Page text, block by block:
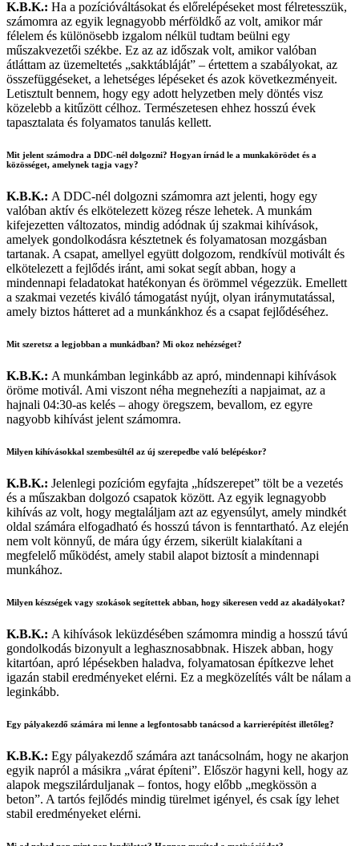
K.B.K.: Ha a pozícióváltásokat és előrelépéseket most félretesszük,
számomra az egyik legnagyobb mérföldkő az volt, amikor már
félelem és különösebb izgalom nélkül tudtam beülni egy
műszakvezetői székbe. Ez az az időszak volt, amikor valóban
átláttam az üzemeltetés „sakktábláját” – értettem a szabályokat, az
összefüggéseket, a lehetséges lépéseket és azok következményeit.
Letisztult bennem, hogy egy adott helyzetben mely döntés visz
közelebb a kitűzött célhoz. Természetesen ehhez hosszú évek
tapasztalata és folyamatos tanulás kellett.
Mit jelent számodra a DDC-nél dolgozni? Hogyan írnád le a munkakörödet és a
közösséget, amelynek tagja vagy?
K.B.K.: A DDC-nél dolgozni számomra azt jelenti, hogy egy
valóban aktív és elkötelezett közeg része lehetek. A munkám
kifejezetten változatos, mindig adódnak új szakmai kihívások,
amelyek gondolkodásra késztetnek és folyamatosan mozgásban
tartanak. A csapat, amellyel együtt dolgozom, rendkívül motivált és
elkötelezett a fejlődés iránt, ami sokat segít abban, hogy a
mindennapi feladatokat hatékonyan és örömmel végezzük. Emellett
a szakmai vezetés kiváló támogatást nyújt, olyan iránymutatással,
amely biztos hátteret ad a munkánkhoz és a csapat fejlődéséhez.
Mit szeretsz a legjobban a munkádban? Mi okoz nehézséget?
K.B.K.: A munkámban leginkább az apró, mindennapi kihívások
öröme motivál. Ami viszont néha megnehezíti a napjaimat, az a
hajnali 04:30-as kelés – ahogy öregszem, bevallom, ez egyre
nagyobb kihívást jelent számomra.
Milyen kihívásokkal szembesültél az új szerepedbe való belépéskor?
K.B.K.: Jelenlegi pozícióm egyfajta „hídszerepet” tölt be a vezetés
és a műszakban dolgozó csapatok között. Az egyik legnagyobb
kihívás az volt, hogy megtaláljam azt az egyensúlyt, amely mindkét
oldal számára elfogadható és hosszú távon is fenntartható. Az elején
nem volt könnyű, de mára úgy érzem, sikerült kialakítani a
megfelelő működést, amely stabil alapot biztosít a mindennapi
munkához.
Milyen készségek vagy szokások segítettek abban, hogy sikeresen vedd az akadályokat?
K.B.K.: A kihívások leküzdésében számomra mindig a hosszú távú
gondolkodás bizonyult a leghasznosabbnak. Hiszek abban, hogy
kitartóan, apró lépésekben haladva, folyamatosan építkezve lehet
igazán stabil eredményeket elérni. Ez a megközelítés vált be nálam a
leginkább.
Egy pályakezdő számára mi lenne a legfontosabb tanácsod a karrierépítést illetőleg?
K.B.K.: Egy pályakezdő számára azt tanácsolnám, hogy ne akarjon
egyik napról a másikra „várat építeni”. Először hagyni kell, hogy az
alapok megszilárduljanak – fontos, hogy előbb „megkössön a
beton”. A tartós fejlődés mindig türelmet igényel, és csak így lehet
stabil eredményeket elérni.